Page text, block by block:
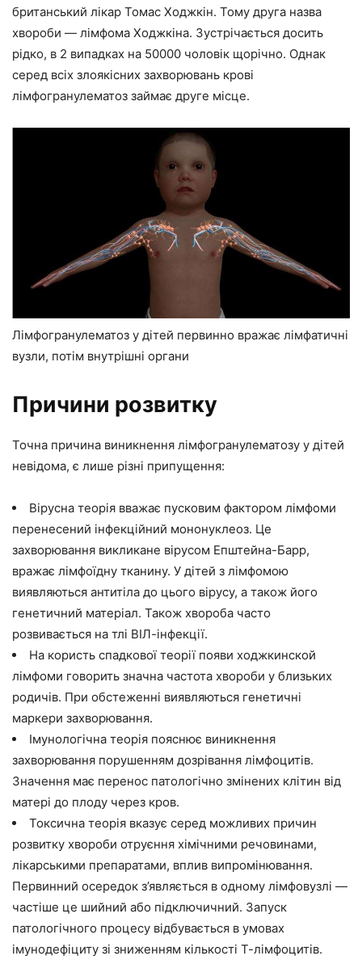
британський лікар Томас Ходжкін. Тому друга назва
хвороби — лімфома Ходжкіна. Зустрічається досить
рідко, в 2 випадках на 50000 чоловік щорічно. Однак
серед всіх злоякісних захворювань крові
лімфогранулематоз займає друге місце.
Лімфогранулематоз у дітей первинно вражає лімфатичні
вузли, потім внутрішні органи
Причини розвитку
Точна причина виникнення лімфогранулематозу у дітей
невідома, є лише різні припущення:
Вірусна теорія вважає пусковим фактором лімфоми
перенесений інфекційний мононуклеоз. Це
захворювання викликане вірусом Епштейна-Барр,
вражає лімфоїдну тканину. У дітей з лімфомою
виявляються антитіла до цього вірусу, а також його
генетичний матеріал. Також хвороба часто
розвивається на тлі ВІЛ-інфекції.
На користь спадкової теорії появи ходжкинской
лімфоми говорить значна частота хвороби у близьких
родичів. При обстеженні виявляються генетичні
маркери захворювання.
Імунологічна теорія пояснює виникнення
захворювання порушенням дозрівання лімфоцитів.
Значення має перенос патологічно змінених клітин від
матері до плоду через кров.
Токсична теорія вказує серед можливих причин
розвитку хвороби отруєння хімічними речовинами,
лікарськими препаратами, вплив випромінювання.
Первинний осередок з’являється в одному лімфовузлі —
частіше це шийний або підключичний. Запуск
патологічного процесу відбувається в умовах
імунодефіциту зі зниженням кількості Т-лімфоцитів.